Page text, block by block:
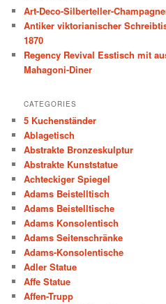
h
Art-Deco-Silberteller-
Antiker viktorianischer
1870
Regency Revival Esstisch mit
Mahagoni-Diner
CATEGORIES
5 Kuchenständer
Ablagetisch
Abstrakte Bronzeskulptur
Abstrakte Kunststatue
Achteckiger Spiegel
Adams Beistelltisch
Adams Beistelltische
Adams Konsolentisch
Adams Seitenschränke
Adams-Konsolentische
Adler Statue
Affe Statue
Affen-Trupp